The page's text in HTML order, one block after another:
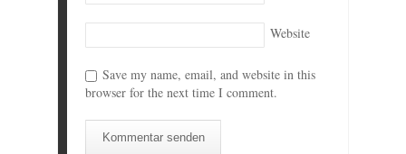
Website
Save my name, email, and website in this
browser for the next time I comment.